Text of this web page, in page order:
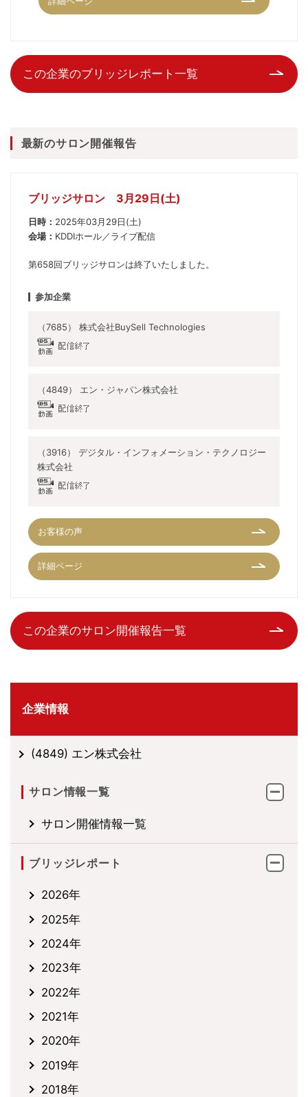
この企業のブリッジレポート一覧
最新のサロン開催報告
ブリッジサロン 3月29日(土)
日時： 2025年03月29日(土)
会場： KDDIホール／ライブ配信
第658回ブリッジサロンは終了いたしました。
参加企業
（7685） 株式会社BuySell Technologies
（4849） エン・ジャパン株式会社
（3916） デジタル・インフォメーション・テクノロジー
株式会社
お客様の声
詳細ページ
この企業のサロン開催報告一覧
企業情報
(4849) エン株式会社
サロン情報一覧
サロン開催情報一覧
ブリッジレポート
2026年
2025年
2024年
2023年
2022年
2021年
2020年
2019年
2018年